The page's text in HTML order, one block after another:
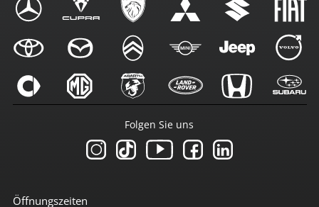
Öffnungszeiten
Folgen Sie uns